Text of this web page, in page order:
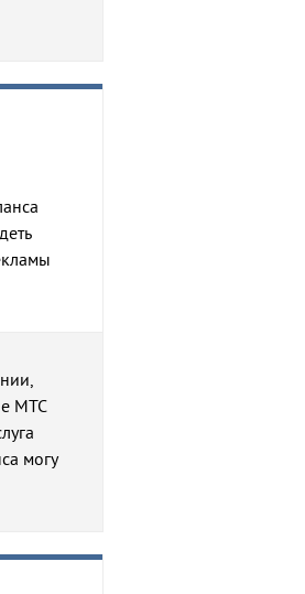
МТС
могу